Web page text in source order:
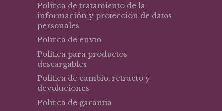
Política de tratamiento de la
información y protección de datos
personales
Política de envío
Política para productos
descargables
Política de cambio, retracto y
devoluciones
Política de garantía